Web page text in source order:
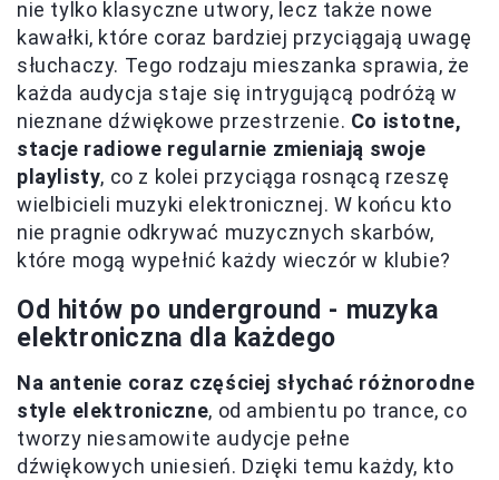
nie tylko klasyczne utwory, lecz także nowe
kawałki, które coraz bardziej przyciągają uwagę
słuchaczy. Tego rodzaju mieszanka sprawia, że
każda audycja staje się intrygującą podróżą w
nieznane dźwiękowe przestrzenie. Co istotne,
stacje radiowe regularnie zmieniają swoje
playlisty, co z kolei przyciąga rosnącą rzeszę
wielbicieli muzyki elektronicznej. W końcu kto
nie pragnie odkrywać muzycznych skarbów,
które mogą wypełnić każdy wieczór w klubie?
Od hitów po underground - muzyka
elektroniczna dla każdego
Na antenie coraz częściej słychać różnorodne
style elektroniczne, od ambientu po trance, co
tworzy niesamowite audycje pełne
dźwiękowych uniesień. Dzięki temu każdy, kto